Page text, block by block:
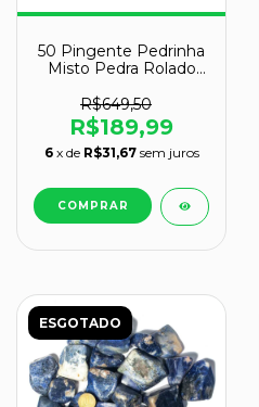
50 Pingente Pedrinha
Misto Pedra Rolado
R$649,50
R$189,99
6 x de R$31,67 sem juros
ESGOTADO